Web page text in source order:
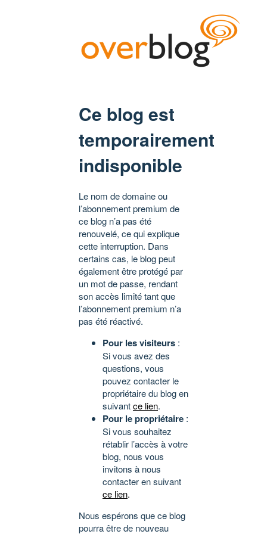
Ce blog est
temporairement
indisponible
Le nom de domaine ou
l’abonnement premium de
ce blog n’a pas été
renouvelé, ce qui explique
cette interruption. Dans
certains cas, le blog peut
également être protégé par
un mot de passe, rendant
son accès limité tant que
l’abonnement premium n’a
pas été réactivé.
Pour les visiteurs :
Si vous avez des
questions, vous
pouvez contacter le
propriétaire du blog en
suivantce lien.
Pour le propriétaire :
Si vous souhaitez
rétablir l’accès à votre
blog, nous vous
invitons à nous
contacter en suivant
ce lien.
Nous espérons que ce blog
pourra être de nouveau